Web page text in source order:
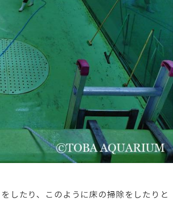
したり、このように床の掃除をしたりと